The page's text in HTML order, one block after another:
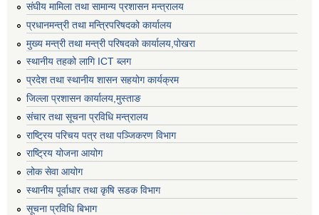
संघीय मामिला तथा सामान्य प्रशासन मन्त्रालय
प्रधानमन्त्री तथा मन्त्रिपरिषदको कार्यालय
मुख्य मन्त्री तथा मन्त्री परिषदको कार्यालय,पोखरा
स्थानीय तहको लागि ICT ब्लग
प्रदेश तथा स्थानीय शासन सहयोग कार्यक्रम
जिल्ला प्रशासन कार्यालय,मुस्ताङ
संचार तथा सूचना प्रविधि मन्त्रालय
राष्ट्रिय परिचय पत्र तथा पञ्जिकरण विभाग
राष्ट्रिय योजना आयोग
लोक सेवा आयोग
स्थानीय पूर्वाधार तथा कृषि सडक विभाग
सूचना प्रविधि बिभाग